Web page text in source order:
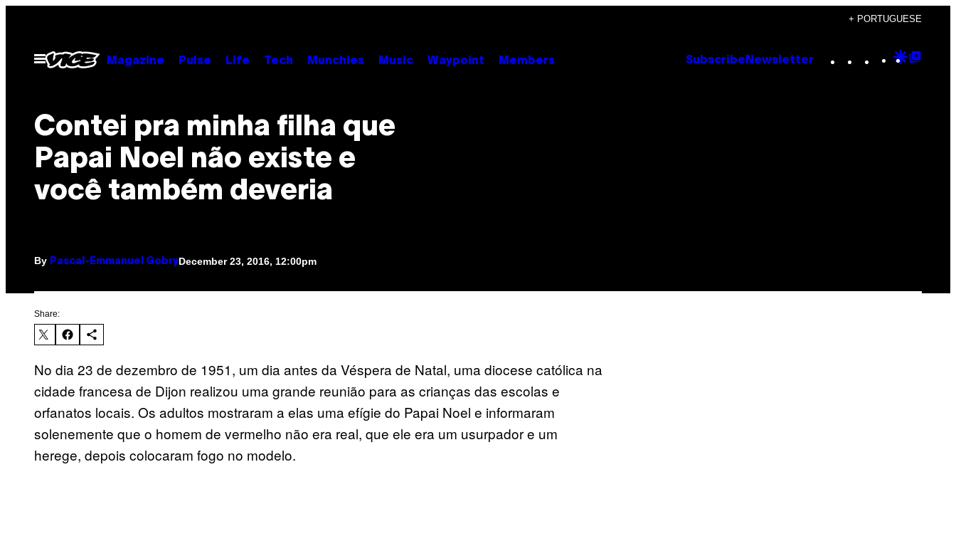
content
+ PORTUGUESE
Open
Menu
Magazine Pulse Life Tech Munchies Music Waypoint Members Subscribe Newsletter Instagram
TikTok
YouTube
Google
Contei pra minha filha que
Papai Noel não existe e
você também deveria
By Pascal-Emmanuel GobryDecember 23, 2016, 12:00pm
Share:
No dia 23 de dezembro de 1951, um dia antes da Véspera de Natal, uma diocese católica na
cidade francesa de Dijon realizou uma grande reunião para as crianças das escolas e
orfanatos locais. Os adultos mostraram a elas uma efígie do Papai Noel e informaram
solenemente que o homem de vermelho não era real, que ele era um usurpador e um
herege, depois colocaram fogo no modelo.